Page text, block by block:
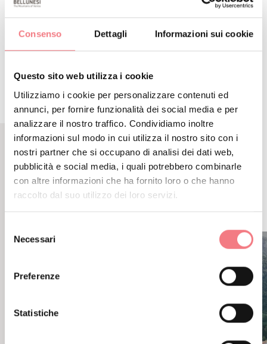
Consenso Dettagli Informazioni sui cookie
Questo sito web utilizza i cookie
Utilizziamo i cookie per personalizzare contenuti ed
annunci, per fornire funzionalità dei social media e per
analizzare il nostro traffico. Condividiamo inoltre
informazioni sul modo in cui utilizza il nostro sito con i
nostri partner che si occupano di analisi dei dati web,
pubblicità e social media, i quali potrebbero combinarle
con altre informazioni che ha fornito loro o che hanno
raccolto dal suo utilizzo dei loro servizi.
delNecessari
Preferenze
Statistiche
DETTAGLIO
ITINERARIO
CONTENUTI CORRELATI
POTREBBE PIACERTI
ANCHE